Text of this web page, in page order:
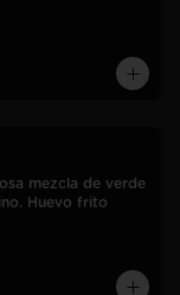
mezcla de verde
Huevo frito